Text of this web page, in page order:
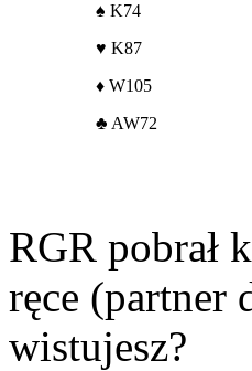
♠ K74
♥ K87
♦ W105
♣ AW72
RGR pobrał
ręce (partner
wistujesz?